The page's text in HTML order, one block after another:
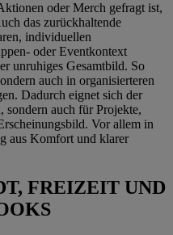
oder Merch gefragt ist,
das zurückhaltende
individuellen
oder Eventkontext
unruhiges Gesamtbild. So
auch in organisierteren
Dadurch eignet sich der
auch für Projekte,
Vor allem in
aus Komfort und klarer
FREIZEIT UND